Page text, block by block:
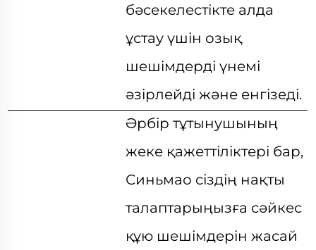
бәсекелестікте алда
ұстау үшін озық
шешімдерді үнемі
әзірлейді және енгізеді.
Әрбір тұтынушының
жеке қажеттіліктері бар,
Синьмао сіздің нақты
талаптарыңызға сәйкес
құю шешімдерін жасай